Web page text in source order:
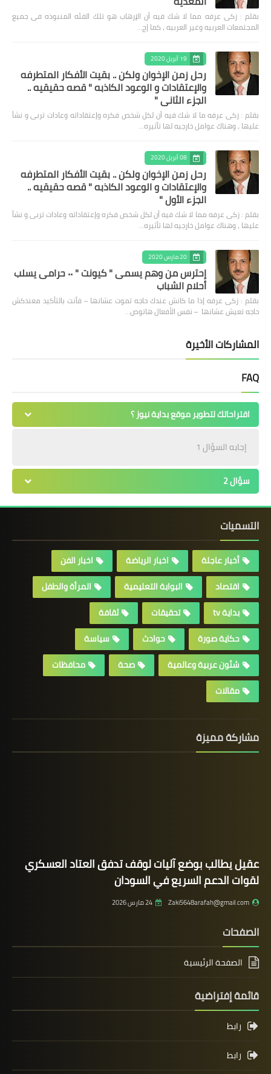
بقلم : زكى عرفه مما لا شك فيه أن الإرهاب هو تلك الفئه المنبوذه فى جميع
المجتمعات العربيه وغير العربيه ، كما إج…
19 أبريل 2020
رحل زمن الإخوان ولكن .. بقيت الأفكار المتطرفه
والإعتقادات و الوعود الكاذبه " قصه حقيقيه ..
الجزء الثاني "
بقلم : زكى عرفه ‎ما لا شك فيه أن لكل شخص فكره وإعتقاداته وعادات تربى و نشأ
عليها ، وهناك عوامل خارجيه لها تأثيره…
08 أبريل 2020
رحل زمن الإخوان ولكن .. بقيت الأفكار المتطرفه
والإعتقادات و الوعود الكاذبه " قصه حقيقيه ..
الجزء الأول "
بقلم : زكى عرفه مما لا شك فيه أن لكل شخص فكره وإعتقاداته وعادات تربى و نشأ
عليها ، وهناك عوامل خارجيه لها تأثيره…
20 مارس 2020
إحترس من وهم يسمى " كيونت " ٠٠ حرامى يسلب
أحلام الشباب
بقلم : زكى عرفه ‎إذا ما كانش عندك حاجه تموت عشانها ٠٠ فأنت بالتأكيد معندكش
حاجه تعيش عشانها ٠٠ نفس الأفعال هاتوص…
المشاركات الأخيرة
FAQ
اقتراحاتك لتطوير موقع بداية نيوز ؟
إجابه السؤال 1
سؤال 2
التسميات
أخبار عاجلة اخبار الرياضة
اخبار الفن
اقتصاد
البوابة التعليمية
المرأة والطفل
بداية tv
تحقيقات
ثقافة
حكاية صورة
حوادث
سياسة
شئون عربية وعالمية
صحة
محافظات
مقالات
مشاركة مميزة
عقيل يطالب بوضع آليات لوقف تدفق العتاد العسكري
لقوات الدعم السريع في السودان
Zaki5648arafah@gmail.com 24 مارس 2026
الصفحات
الصفحة الرئيسية
قائمة إفتراضية
رابط
رابط